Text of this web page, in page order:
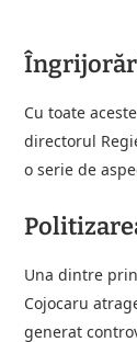
Cu toate
directorul
o serie de
Una dintre
Cojocaru
generat